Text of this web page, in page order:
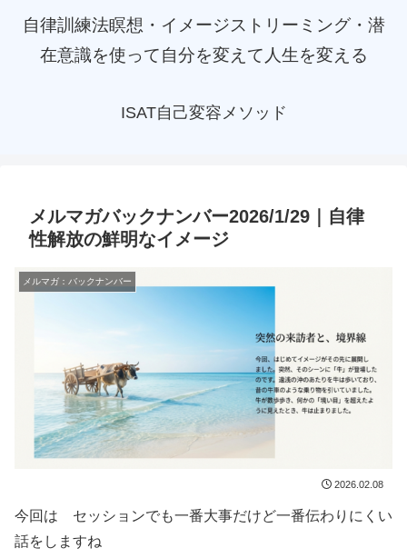
自律訓練法瞑想・イメージストリーミング・潜
在意識を使って自分を変えて人生を変える
ISAT自己変容メソッド
メルマガバックナンバー2026/1/29｜自律
性解放の鮮明なイメージ
メルマガ：バックナンバー
2026.02.08
今回は セッションでも一番大事だけど一番伝わりにくい
話をしますね